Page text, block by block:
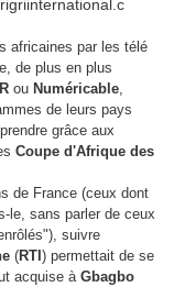
africaines par les télé
de plus en plus
ou Numéricable,
de leurs pays
grâce aux
Coupe d'Afrique des
de France (ceux dont
le, sans parler de ceux
suivre
(RTI ) permettait de se
acquise à Gbagbo